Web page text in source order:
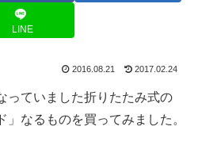
LINE
2016.08.21 2017.02.24
っていました折りたたみ式の
」なるものを買ってみました。